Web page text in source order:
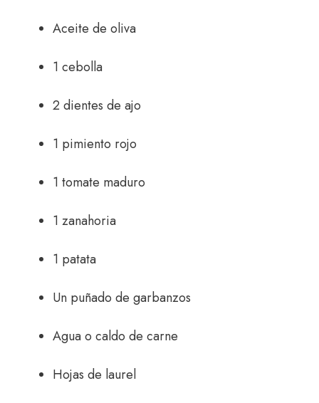
Aceite de oliva
1 cebolla
2 dientes de ajo
1 pimiento rojo
1 tomate maduro
1 zanahoria
1 patata
Un puñado de garbanzos
Agua o caldo de carne
Hojas de laurel